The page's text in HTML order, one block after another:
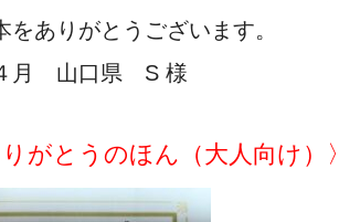
をありがとうございます。
月 山口県 S 様
がとうのほん（大人向け）〉